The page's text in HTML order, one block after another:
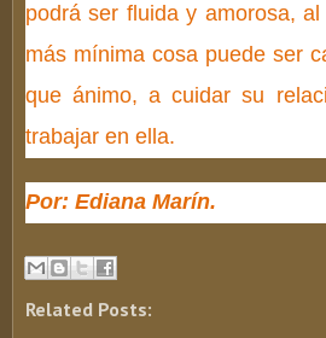
podrá ser fluida y amorosa,
más mínima cosa puede ser
que ánimo, a cuidar su
trabajar en ella.
Por: Ediana Marín.
Related Posts: